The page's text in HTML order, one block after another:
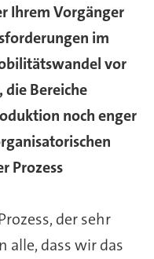
Ihrem Vorgänger
im
vor
Bereiche
noch enger
Prozess
der sehr
dass wir das